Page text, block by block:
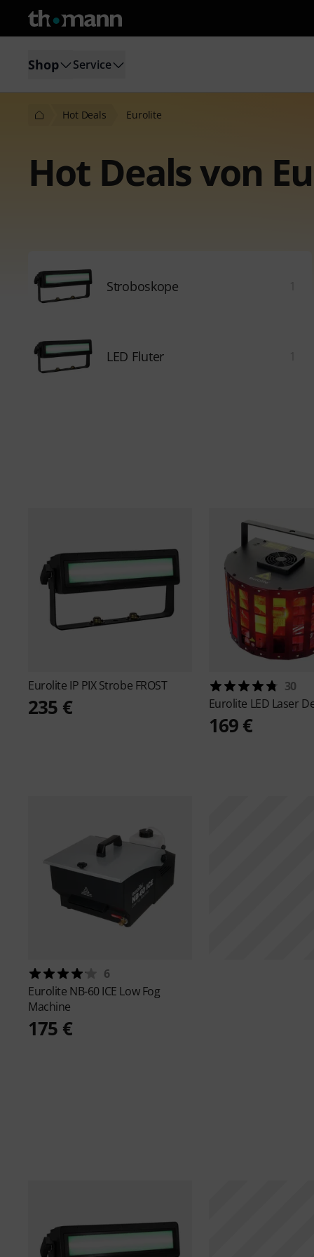
Shop Service
Hot Deals Eurolite
Hot Deals von
Stroboskope
LED Fluter
Eurolite IP PIX Strobe FROST
235 €
30
Eurolite LED Laser
169 €
6
Eurolite NB-60 ICE Low Fog
Machine
175 €